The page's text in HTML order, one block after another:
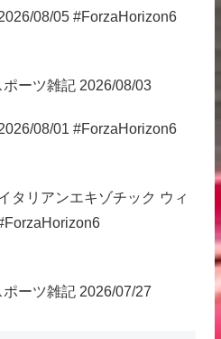
08/05 #ForzaHorizon6
ーツ雑記 2026/08/03
08/01 #ForzaHorizon6
タリアンエキゾチック ウィ
ーツ雑記 2026/07/27